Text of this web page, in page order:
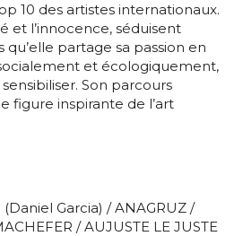
email*
Organisation
10 des artistes internationaux.
et l’innocence, séduisent
partage sa passion en
et écologiquement,
Son parcours
figure inspirante de l’art
Garcia) / ANAGRUZ /
/ AUJUSTE LE JUSTE